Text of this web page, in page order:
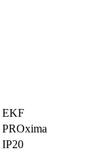
EKF
PROxima
IP20